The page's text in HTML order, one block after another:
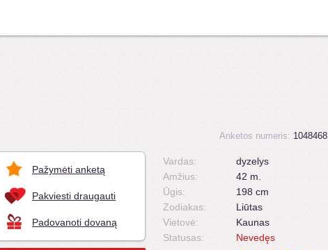
Pažymėti anketą
Pakviesti draugauti
Padovanoti dovaną
Anketos numeris: 1048468
Vardas:
dyzelys
Amžius:
42 m.
Ūgis:
198 cm
Zodiakas:
Liūtas
Vietovė:
Kaunas
Statusas:
Nevedęs